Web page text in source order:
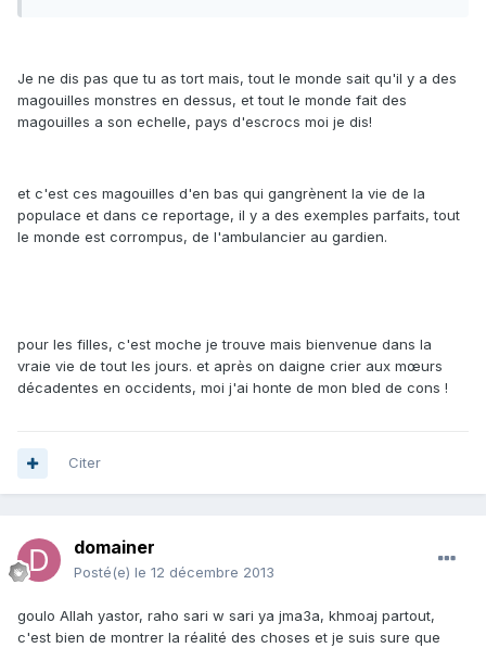
Je ne dis pas que tu as tort mais, tout le monde sait qu'il y a des
magouilles monstres en dessus, et tout le monde fait des
magouilles a son echelle, pays d'escrocs moi je dis!
et c'est ces magouilles d'en bas qui gangrènent la vie de la
populace et dans ce reportage, il y a des exemples parfaits, tout
le monde est corrompus, de l'ambulancier au gardien.
pour les filles, c'est moche je trouve mais bienvenue dans la
vraie vie de tout les jours. et après on daigne crier aux mœurs
décadentes en occidents, moi j'ai honte de mon bled de cons !
Citer
domainer
Posté(e) le 12 décembre 2013
goulo Allah yastor, raho sari w sari ya jma3a, khmoaj partout,
c'est bien de montrer la réalité des choses et je suis sure que